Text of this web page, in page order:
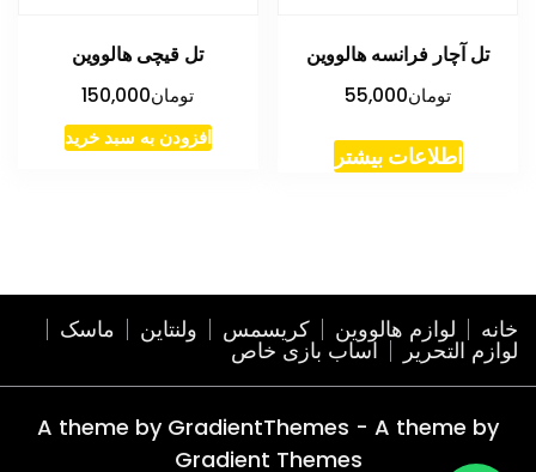
تل آچار فرانسه هالووین
تومان55,000
اطلاعات بیشتر
تل قیچی هالووین
تومان150,000
افزودن به سبد خرید
خانه لوازم هالووین کریسمس ولنتاین ماسک
لوازم التحریر اساب بازی خاص
A theme by GradientThemes - A theme by
Gradient Themes